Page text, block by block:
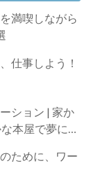
満喫しながら
仕事しよう！
ション | 家か
本屋で夢に近
ために、ワー